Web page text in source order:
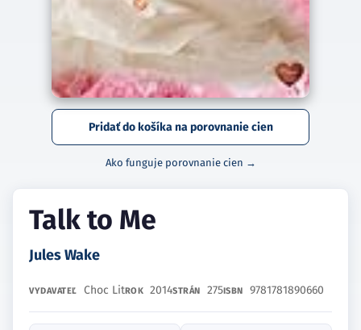
Pridať do košíka na porovnanie cien
Ako funguje porovnanie cien →
Talk to Me
Jules Wake
VYDAVATEĽ Choc LitROK 2014STRÁN 275ISBN 9781781890660